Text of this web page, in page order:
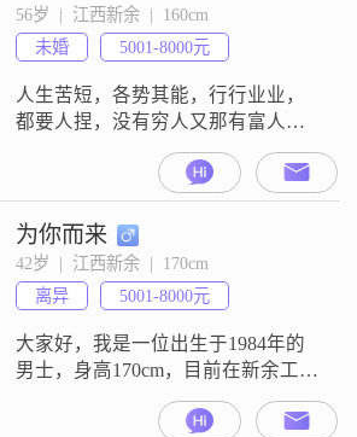
56岁  |  江西新余  |  160cm
未婚
5001-8000元
人生苦短，各势其能，行行业业，
都要人捏，没有穷人又那有富人，
人人脑瓜一样精灵，那来比次你显
地位，所以为人自知分明
为你而来
42岁  |  江西新余  |  170cm
离异
5001-8000元
大家好，我是一位出生于1984年的
男士，身高170cm，目前在新余工作
##3002##我的月收入在5001到8000
元之间，学历是高中及以下